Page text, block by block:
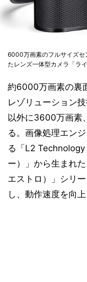
6000万画素のフルサイズセ
たレンズ一体型カメラ「ライ
約6000万画素の裏
レゾリューション
以外に3600万画素
る。画像処理エン
る「L2
ー）」から生まれ
エストロ）」シリ
し、動作速度を向